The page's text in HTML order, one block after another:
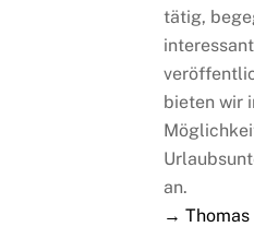
tätig,
bieten wir
an.
→ Thomas